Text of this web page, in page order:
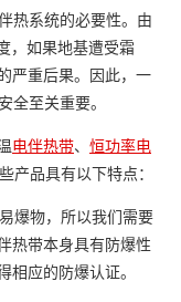
热系统的必要性。由
，如果地基遭受霜
严重后果。因此，一
至关重要。
电伴热带、 恒功率电
产品具有以下特点：
爆物，所以我们需要
热带本身具有防爆性
应的防爆认证。